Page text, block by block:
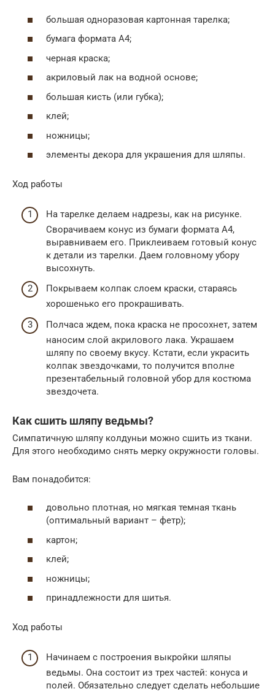
большая одноразовая картонная тарелка;
бумага формата А4;
черная краска;
акриловый лак на водной основе;
большая кисть (или губка);
клей;
ножницы;
элементы декора для украшения для шляпы.
Ход работы
На тарелке делаем надрезы, как на рисунке.
Сворачиваем конус из бумаги формата А4,
выравниваем его. Приклеиваем готовый конус
к детали из тарелки. Даем головному убору
высохнуть.
Покрываем колпак слоем краски, стараясь
хорошенько его прокрашивать.
Полчаса ждем, пока краска не просохнет, затем
наносим слой акрилового лака. Украшаем
шляпу по своему вкусу. Кстати, если украсить
колпак звездочками, то получится вполне
презентабельный головной убор для костюма
звездочета.
Как сшить шляпу ведьмы?
Симпатичную шляпу колдуньи можно сшить из ткани.
Для этого необходимо снять мерку окружности головы.
Вам понадобится:
довольно плотная, но мягкая темная ткань
(оптимальный вариант – фетр);
картон;
клей;
ножницы;
принадлежности для шитья.
Ход работы
Начинаем с построения выкройки шляпы
ведьмы. Она состоит из трех частей: конуса и
полей. Обязательно следует сделать небольшие